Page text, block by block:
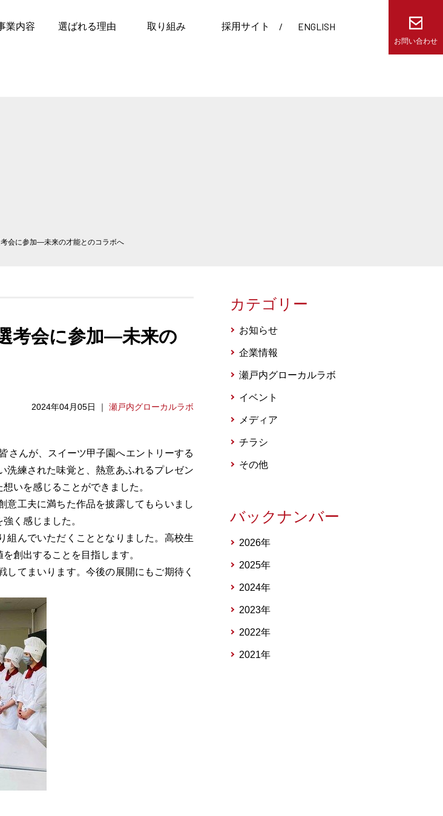
業内容 選ばれる理由 取り組み 採用サイト ENGLISH
お問い合わせ
会に参加—未来の才能とのコラボへ
考会に参加—未来の
2024年04月05日 ｜ 瀬戸内グローカルラボ
さんが、スイーツ甲子園へエントリーする
洗練された味覚と、熱意あふれるプレゼン
いを感じることができました。
意工夫に満ちた作品を披露してもらいまし
く感じました。
組んでいただくこととなりました。高校生
創出することを目指します。
てまいります。今後の展開にもご期待く
カテゴリー
お知らせ
企業情報
瀬戸内グローカルラボ
イベント
メディア
チラシ
その他
バックナンバー
2026年
2025年
2024年
2023年
2022年
2021年